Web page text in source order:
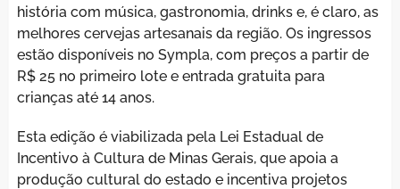
história com música, gastronomia, drinks e, é claro, as
melhores cervejas artesanais da região. Os ingressos
estão disponíveis no Sympla, com preços a partir de
R$ 25 no primeiro lote e entrada gratuita para
crianças até 14 anos.
Esta edição é viabilizada pela Lei Estadual de
Incentivo à Cultura de Minas Gerais, que apoia a
produção cultural do estado e incentiva projetos